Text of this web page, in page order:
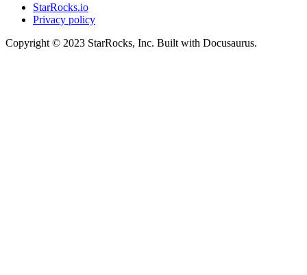
StarRocks.io
Privacy policy
Copyright © 2023 StarRocks, Inc. Built with Docusaurus.